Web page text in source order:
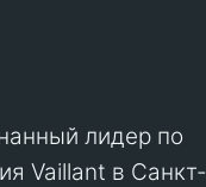
лидер по
Vaillant в Санкт-